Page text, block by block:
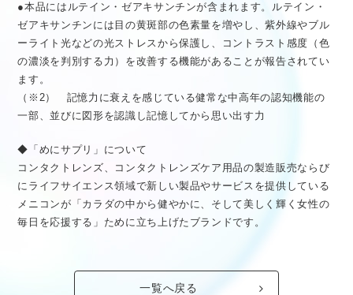
●本品にはルテイン・ゼアキサンチンが含まれます。ルテイン・
ゼアキサンチンには目の黄斑部の色素量を増やし、紫外線やブル
ーライト光などの光ストレスから保護し、コントラスト感度（色
の濃淡を判別する力）を改善する機能があることが報告されてい
ます。
（※2） 記憶力に衰えを感じている健常な中高年の認知機能の
一部、並びに図形を認識し記憶してから思い出す力
◆「めにサプリ」について
コンタクトレンズ、コンタクトレンズケア用品の製造販売ならび
にライフサイエンス領域で新しい製品やサービスを提供している
メニコンが「カラダの中から健やかに、そして美しく輝く女性の
毎日を応援する」ために立ち上げたブランドです。
一覧へ戻る